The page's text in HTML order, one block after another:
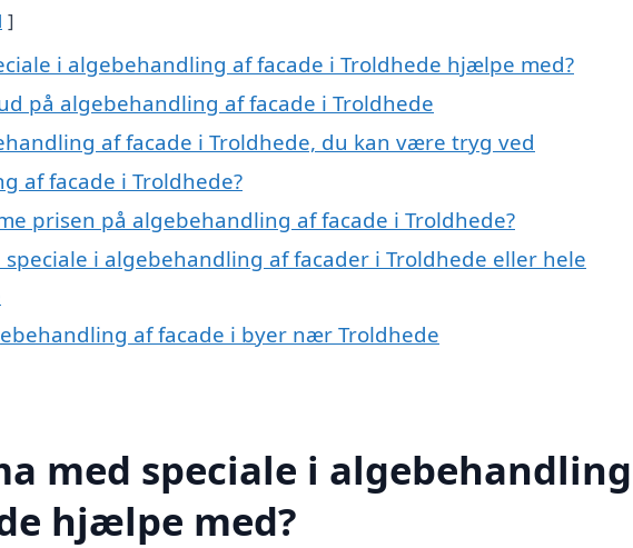
i algebehandling af facade i Troldhede hjælpe med?
på algebehandling af facade i Troldhede
af facade i Troldhede, du kan være tryg ved
af facade i Troldhede?
prisen på algebehandling af facade i Troldhede?
i algebehandling af facader i Troldhede eller hele
af facade i byer nær Troldhede
med speciale i
hjælpe med?